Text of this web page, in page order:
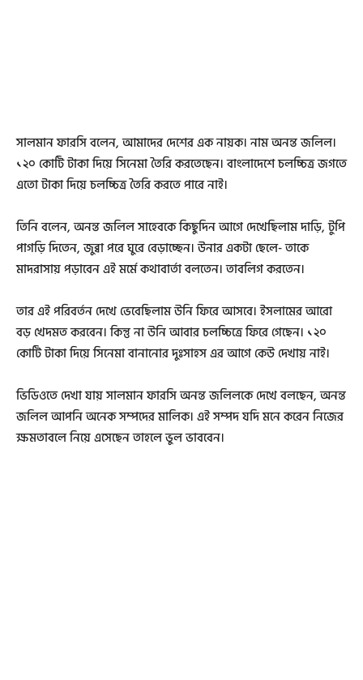
সালমান ফারসি বলেন, আমাদের দেশের এক নায়ক। নাম অনন্ত জলিল।
১২০ কোটি টাকা দিয়ে সিনেমা তৈরি করতেছেন। বাংলাদেশে চলচ্চিত্র জগতে
এতো টাকা দিয়ে চলচ্চিত্র তৈরি করতে পারে নাই।
তিনি বলেন, অনন্ত জলিল সাহেবকে কিছুদিন আগে দেখেছিলাম দাড়ি, টুপি
পাগড়ি দিতেন, জুব্বা পরে ঘুরে বেড়াচ্ছেন। উনার একটা ছেলে- তাকে
মাদরাসায় পড়াবেন এই মর্মে কথাবার্তা বলতেন। তাবলিগ করতেন।
তার এই পরিবর্তন দেখে ভেবেছিলাম উনি ফিরে আসবে। ইসলামের আরো
বড় খেদমত করবেন। কিন্তু না উনি আবার চলচ্চিত্রে ফিরে গেছেন। ১২০
কোটি টাকা দিয়ে সিনেমা বানানোর দুঃসাহস এর আগে কেউ দেখায় নাই।
ভিডিওতে দেখা যায় সালমান ফারসি অনন্ত জলিলকে দেখে বলছেন, অনন্ত
জলিল আপনি অনেক সম্পদের মালিক। এই সম্পদ যদি মনে করেন নিজের
ক্ষমতাবলে নিয়ে এসেছেন তাহলে ভুল ভাববেন।